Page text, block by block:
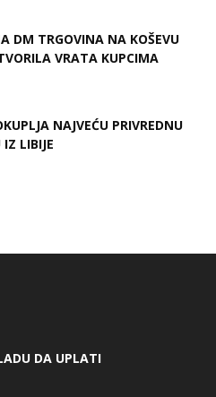
DM TRGOVINA NA KOŠEVU
VRATA KUPCIMA
NAJVEĆU PRIVREDNU
IZ LIBIJE
DA UPLATI